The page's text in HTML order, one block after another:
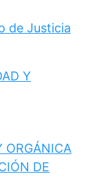
de Justicia
Y
ORGÁNICA
DE